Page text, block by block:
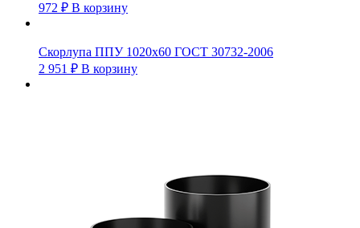
972 ₽ В корзину
Скорлупа ППУ 1020х60 ГОСТ 30732-2006
2 951 ₽ В корзину